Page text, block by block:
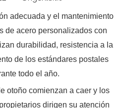
adecuada y el mantenimiento
de acero personalizados con
durabilidad, resistencia a la
de los estándares postales
todo el año.
otoño comienzan a caer y los
dirigen su atención